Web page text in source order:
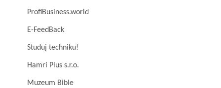
ProfiBusiness.world
E-FeedBack
Studuj techniku!
Hamri Plus s.r.o.
Muzeum Bible